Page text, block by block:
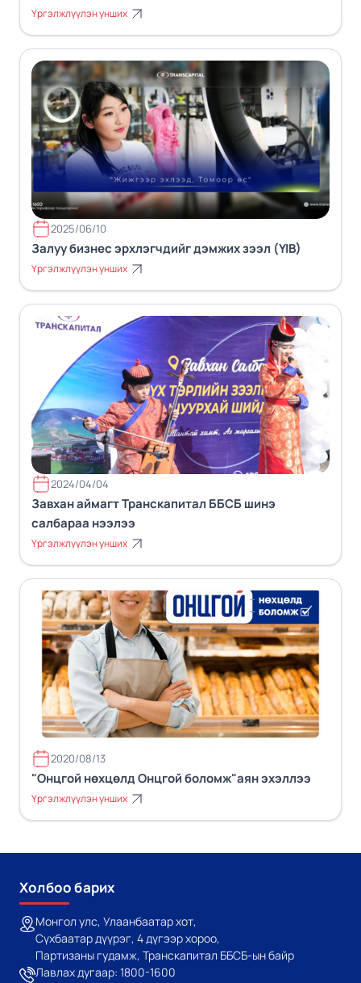
Үргэлжлүүлэн унших
2025/06/10
Залуу бизнес эрхлэгчдийг дэмжих зээл (YIB)
Үргэлжлүүлэн унших
2024/04/04
Завхан аймагт Транскапитал ББСБ шинэ
салбараа нээлээ
Үргэлжлүүлэн унших
2020/08/13
"Онцгой нөхцөлд Онцгой боломж"аян эхэллээ
Үргэлжлүүлэн унших
Холбоо барих
Монгол улс, Улаанбаатар хот,
Сүхбаатар дүүрэг, 4 дүгээр хороо,
Партизаны гудамж, Транскапитал ББСБ-ын байр
Лавлах дугаар: 1800-1600